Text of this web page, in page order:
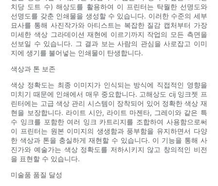
치당 도트 수) 해상도를 활용하여 이 프린터는 탁월한 선명도와
선명도를 갖춘 인쇄물을 생성할 수 있습니다. 이러한 수준의 세부
묘사를 통해 사진작가와 아티스트는 복잡한 질감 캡처부터 가장
미세한 색상 그라데이션 재현에 이르기까지 작업의 모든 측면을
선보일 수 있습니다. 그 결과 보는 사람의 관심을 사로잡고 이미
지에 생기를 불어넣는 인쇄물이 탄생합니다.
색상과 톤 보존
색상 정확도는 최종 이미지가 인식되는 방식에 직접적인 영향을
미치기 때문에 인쇄에서 매우 중요합니다. 고해상도 cij 잉크젯 프
린터에는 고급 색상 관리 시스템이 장착되어 있어 정확한 색상 재
현을 보장합니다. 라이트 시안, 라이트 마젠타, 그레이와 같은 특
수 잉크를 포함한 여러 잉크 카트리지를 조합하여 사용함으로써
이 프린터는 원본 이미지의 생생함과 풍부함을 유지하면서 다양
한 색상과 톤을 충실하게 재현할 수 있습니다. 이 기능을 통해 사
진가와 예술가는 색상 정확도를 저하시키지 않고 창의적인 비전
을 표현할 수 있습니다.
미술품 품질 달성